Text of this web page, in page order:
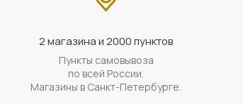
2 магазина и 2000 пунктов
Пункты самовывоза
по всей России.
Магазины в Санкт-Петербурге.